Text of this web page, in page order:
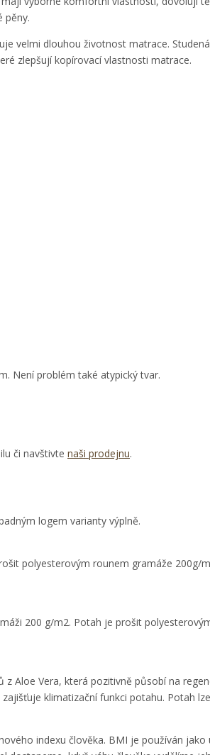
pěny.
velmi dlouhou životnost matrace.
zlepšují kopírovací vlastnosti matrace.
Není problém také atypický tvar.
či navštivte naši prodejnu.
logem varianty výplně.
polyesterovým rounem gramáže
200 g/m2. Potah je prošit
Aloe Vera, která pozitivně působí na
klimatizační funkci potahu. Potah
indexu člověka. BMI je používán